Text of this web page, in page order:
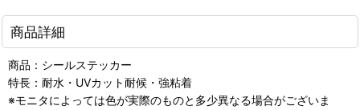
商品詳細
商品：シールステッカー
特長：耐水・UVカット耐候・強粘着
※モニタによっては色が実際のものと多少異なる場合がございま